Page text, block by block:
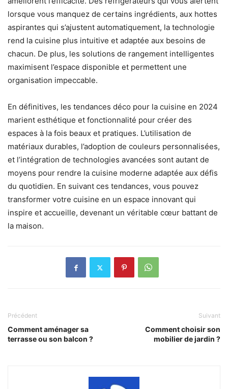
lorsque vous manquez de certains ingrédients, aux hottes
aspirantes qui s’ajustent automatiquement, la technologie
rend la cuisine plus intuitive et adaptée aux besoins de
chacun. De plus, les solutions de rangement intelligentes
maximisent l’espace disponible et permettent une
organisation impeccable.
En définitives, les tendances déco pour la cuisine en 2024
marient esthétique et fonctionnalité pour créer des
espaces à la fois beaux et pratiques. L’utilisation de
matériaux durables, l’adoption de couleurs personnalisées,
et l’intégration de technologies avancées sont autant de
moyens pour rendre la cuisine moderne adaptée aux défis
du quotidien. En suivant ces tendances, vous pouvez
transformer votre cuisine en un espace innovant qui
inspire et accueille, devenant un véritable cœur battant de
la maison.
Précédent
Comment aménager sa
terrasse ou son balcon ?
Suivant
Comment choisir son
mobilier de jardin ?